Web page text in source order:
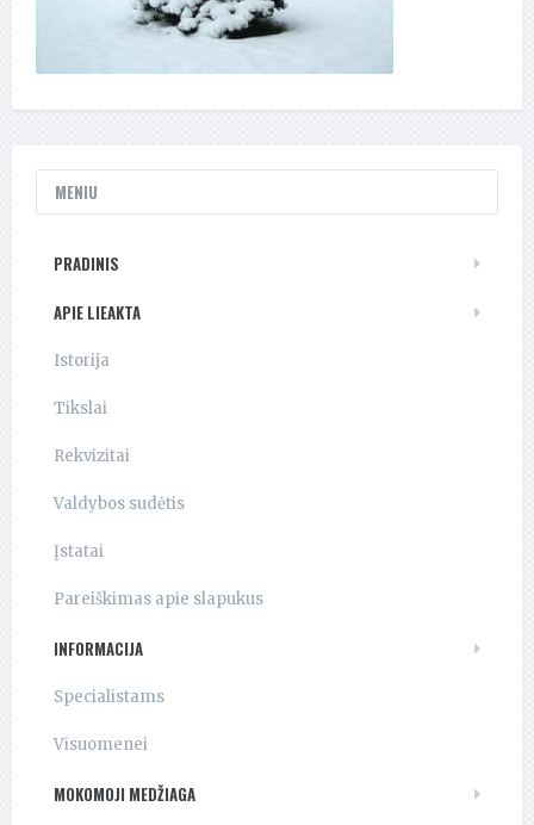
MENIU
PRADINIS
APIE LIEAKTA
Istorija
Tikslai
Rekvizitai
Valdybos sudėtis
Įstatai
Pareiškimas apie slapukus
INFORMACIJA
Specialistams
Visuomenei
MOKOMOJI MEDŽIAGA